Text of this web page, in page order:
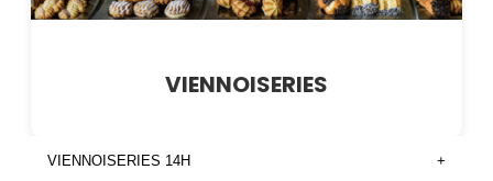
VIENNOISERIES
VIENNOISERIES 14H +